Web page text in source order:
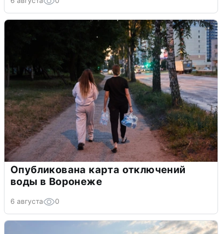
Опубликована карта отключений
воды в Воронеже
6 августа 0